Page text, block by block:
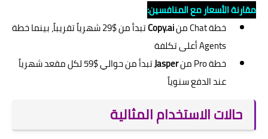
مقارنة الأسعار مع المنافسين:
خطة Chat من
Copy.ai
تبدأ من $29 شهرياً تقريباً، بينما خطة
Agents أعلى تكلفة
خطة Pro من
Jasper
تبدأ من حوالي $59 لكل مقعد شهرياً
عند الدفع سنوياً
حالات الاستخدام المثالية